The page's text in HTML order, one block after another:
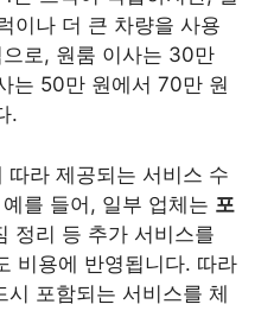
이나 더 큰 차량을 사용
로, 원룸 이사는 30만
는 50만 원에서 70만 원
.
따라 제공되는 서비스 수
를 들어, 일부 업체는 포
정리 등 추가 서비스를
비용에 반영됩니다. 따라
포함되는 서비스를 체